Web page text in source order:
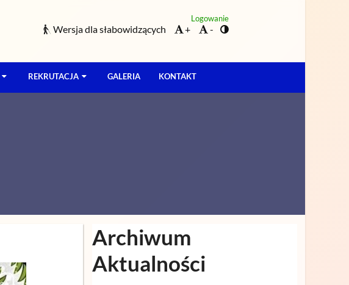
Logowanie
Wersja dla słabowidzących + -
REKRUTACJA GALERIA KONTAKT
Archiwum
Aktualności